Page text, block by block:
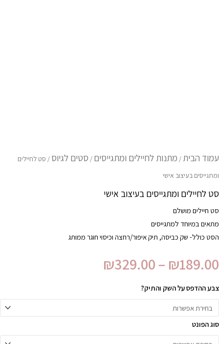
עמוד הבית / מתנות לחיילים ומתגייסים / סטים לגיוס / סט לחיילים
ומתגייסים בעיצוב אישי
סט לחיילים ומתגייסים בעיצוב אישי
סט חיילים מושלם
מתאים במיוחד למתגייסים
הסט כולל- שק כביסה, תיק איפור/רחצה וכיסוי חוגר ממותג
₪189.00
–
₪329.00
צבע ההדפס על השק והתיק?
סוג הפונט